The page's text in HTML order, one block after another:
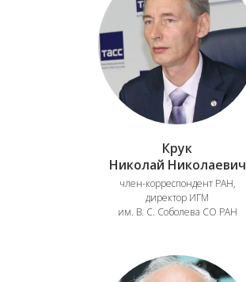
Крук
Николай Николаевич
член-корреспондент РАН,
директор ИГМ
им. В. С. Соболева СО РАН